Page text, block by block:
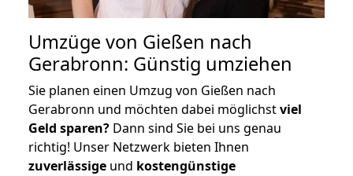
Umzüge von Gießen nach
Gerabronn: Günstig umziehen
Sie planen einen Umzug von Gießen nach
Gerabronn und möchten dabei möglichstviel
Geld sparen? Dann sind Sie bei uns genau
richtig! Unser Netzwerk bieten Ihnen
zuverlässige und kostengünstige